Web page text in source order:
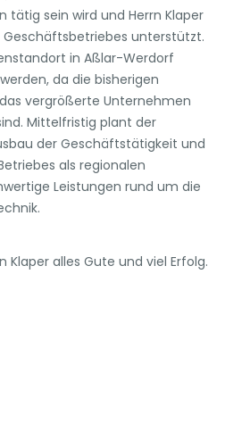
tätig sein wird und Herrn Klaper
unterstützt.
in Aßlar-Werdorf
da die bisherigen
vergrößerte Unternehmen
Mittelfristig plant der
der Geschäftstätigkeit und
als regionalen
Leistungen rund um die
Klaper alles Gute und viel Erfolg.